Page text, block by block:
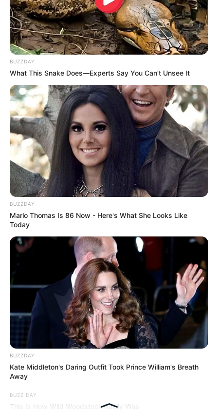
BUZZDAY
What This Snake Does—Experts Say You Can't Unsee It
BUZZDAY
Marlo Thomas Is 86 Now - Here's What She Looks Like
Today
BUZZDAY
Kate Middleton's Daring Outfit Took Prince William's Breath
Away
BUZZ DAY
This Is How Wild Woodstock Really Was